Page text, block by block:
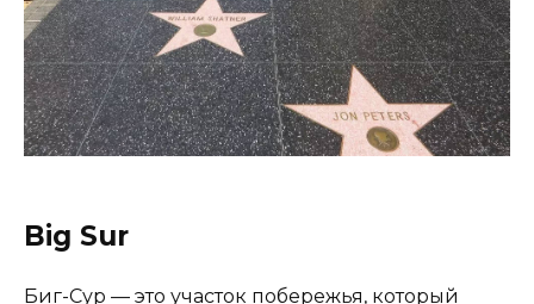
Big Sur
Биг-Сур — это участок побережья, который